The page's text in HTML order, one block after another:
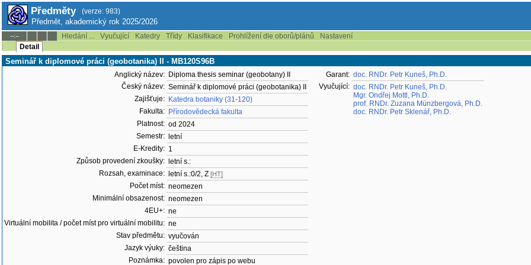
Předměty (verze: 983)
Předmět, akademický rok 2025/2026
--:-- Hledání ... Vyučující Katedry Třídy Klasifikace Prohlížení dle oborů/plánů
Nastavení
Detail
Seminář k diplomové práci (geobotanika) II - MB120S96B
Anglický název: Diploma thesis seminar (geobotany) II
Český název: Seminář k diplomové práci (geobotanika) II
Zajišťuje: Katedra botaniky (31-120)
Fakulta: Přírodovědecká fakulta
Platnost: od 2024
Semestr:
letní
E-Kredity: 1
Způsob provedení zkoušky:
letní s.:
Rozsah, examinace:
letní s.:0/2, Z [HT]
Počet míst: neomezen
Minimální obsazenost: neomezen
4EU+: ne
Virtuální mobilita / počet míst pro virtuální mobilitu: ne
Stav předmětu: vyučován
Jazyk výuky: čeština
Poznámka: povolen pro zápis po webu
Garant: doc. RNDr. Petr Kuneš, Ph.D.
Vyučující: doc. RNDr. Petr Kuneš, Ph.D.
Mgr. Ondřej Mottl, Ph.D.
prof. RNDr. Zuzana Münzbergová, Ph.D.
doc. RNDr. Petr Sklenář, Ph.D.